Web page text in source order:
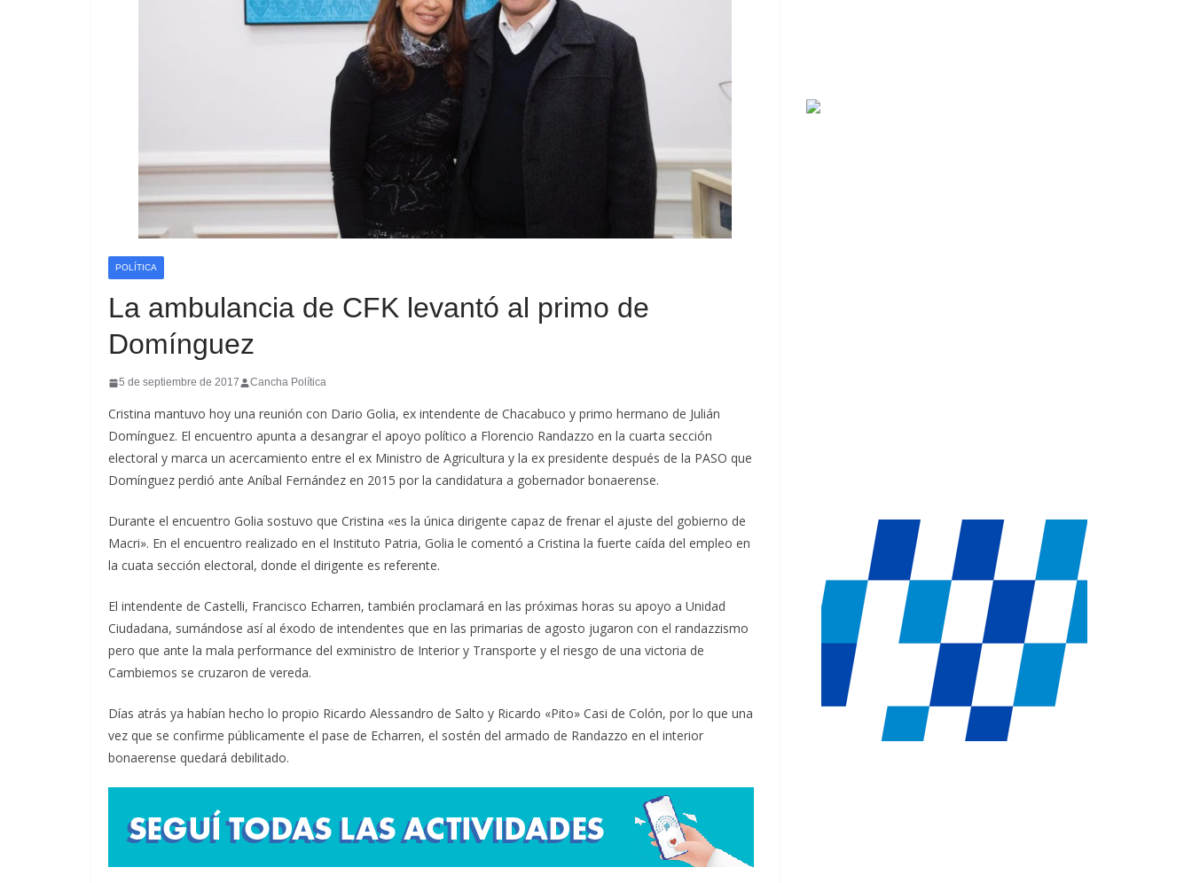
POLÍTICA
La ambulancia de CFK levantó al primo de
Domínguez
5 de septiembre de 2017 Cancha Política
Cristina mantuvo hoy una reunión con Dario Golia, ex intendente de Chacabuco y primo hermano de Julián
Domínguez. El encuentro apunta a desangrar el apoyo político a Florencio Randazzo en la cuarta sección
electoral y marca un acercamiento entre el ex Ministro de Agricultura y la ex presidente después de la PASO que
Domínguez perdió ante Aníbal Fernández en 2015 por la candidatura a gobernador bonaerense.
Durante el encuentro Golia sostuvo que Cristina «es la única dirigente capaz de frenar el ajuste del gobierno de
Macri». En el encuentro realizado en el Instituto Patria, Golia le comentó a Cristina la fuerte caída del empleo en
la cuata sección electoral, donde el dirigente es referente.
El intendente de Castelli, Francisco Echarren, también proclamará en las próximas horas su apoyo a Unidad
Ciudadana, sumándose así al éxodo de intendentes que en las primarias de agosto jugaron con el randazzismo
pero que ante la mala performance del exministro de Interior y Transporte y el riesgo de una victoria de
Cambiemos se cruzaron de vereda.
Días atrás ya habían hecho lo propio Ricardo Alessandro de Salto y Ricardo «Pito» Casi de Colón, por lo que una
vez que se confirme públicamente el pase de Echarren, el sostén del armado de Randazzo en el interior
bonaerense quedará debilitado.